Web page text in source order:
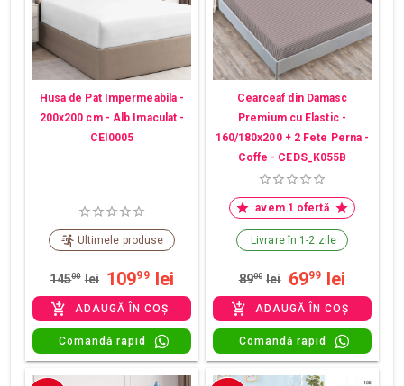
Husa de Pat Impermeabila -
200x200 cm - Alb Imaculat -
CEI0005
Ultimele produse
14500 lei 10999 lei
ADAUGĂ ÎN COȘ
Comandă rapid
Cearceaf din Damasc
Premium cu Elastic -
160/180x200 + 2 Fete Perna -
Coffe - CEDS_K055B
avem 1 ofertă
Livrare în 1-2 zile
8900 lei 6999 lei
ADAUGĂ ÎN COȘ
Comandă rapid